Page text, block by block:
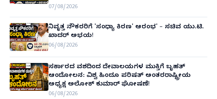
07/08/2026
ನಿವೃತ್ತ ನೌಕರರಿಗೆ 'ಸಂಧ್ಯಾ ಕಿರಣ' ಆರಂಭ' – ಸಚಿವ ಯು.ಟಿ.
ಖಾದರ್ ಅಭಯ!
06/08/2026
ಸರ್ಕಾರದ ವಶದಿಂದ ದೇವಾಲಯಗಳ ಮುಕ್ತಿಗೆ ಬೃಹತ್
ಆಂದೋಲನ: ವಿಶ್ವ ಹಿಂದೂ ಪರಿಷತ್ ಅಂತರರಾಷ್ಟ್ರೀಯ
ಅಧ್ಯಕ್ಷ ಅಲೋಕ್ ಕುಮಾರ್ ಘೋಷಣೆ!
06/08/2026